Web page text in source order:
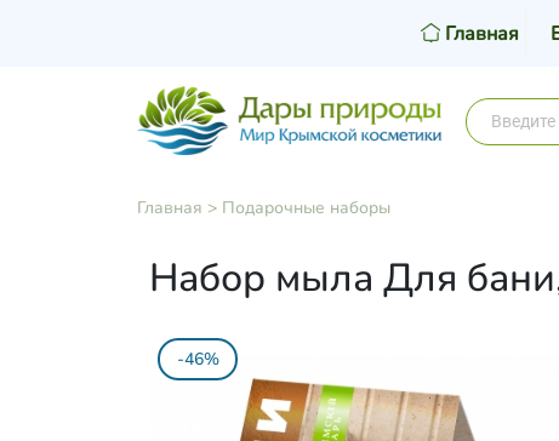
Главная
Главная > Подарочные наборы
Набор мыла Для
-46%